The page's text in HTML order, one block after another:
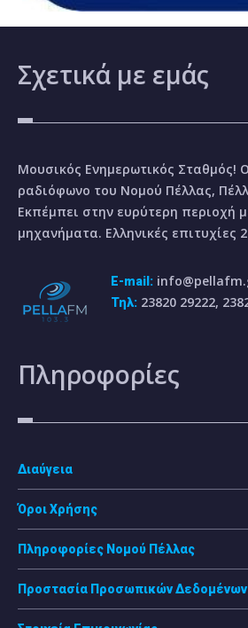
Σχετικά με εμάς
Μουσικός Ενημερωτικός Σταθμός!
ραδιόφωνο του Νομού Πέλλας,
Εκπέμπει στην ευρύτερη περιοχή
μηχανήματα. Ελληνικές επιτυχίες
E-mail:
Τηλ: 23820 29222,
Πληροφορίες
Διαύγεια
Όροι Χρήσης
Πληροφορίες Νομού Πέλλας
Προστασία Προσωπικών Δεδομένων